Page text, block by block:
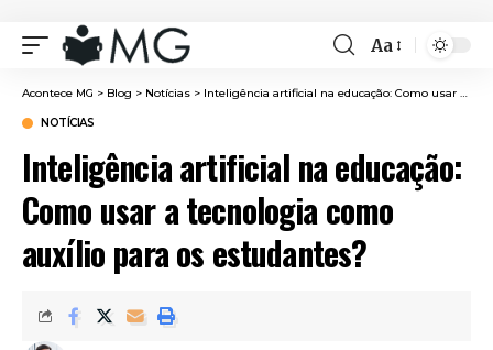
Font
Resizer
Aa
Acontece MG > Blog > Notícias > Inteligência artificial na educação: Como usar a tecnologia como auxílio para os estudantes?
NOTÍCIAS
Inteligência artificial na educação:
Como usar a tecnologia como
auxílio para os estudantes?